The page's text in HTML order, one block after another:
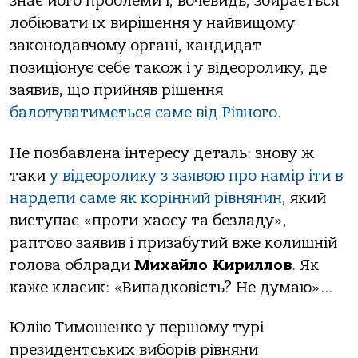
лобіювати їх вирішення у найвищому
законодавчому органі, кандидат
позиціонує себе також і у відеоролику, де
заявив, що прийняв рішення
балотуватиметься саме від Рівного.
Не позбавлена інтересу деталь: знову ж
такиу відеоролику з заявою про намір іти в
нардепи саме як корінний рівнянин, який
виступає «проти хаосу та безладу»,
раптово заявив і призабутий вже колишній
голова облради Михайло Кириллов. Як
каже класик: «Випадковість? Не думаю»…
Юлію Тимошенко у першому турі
президентських виборів рівняни